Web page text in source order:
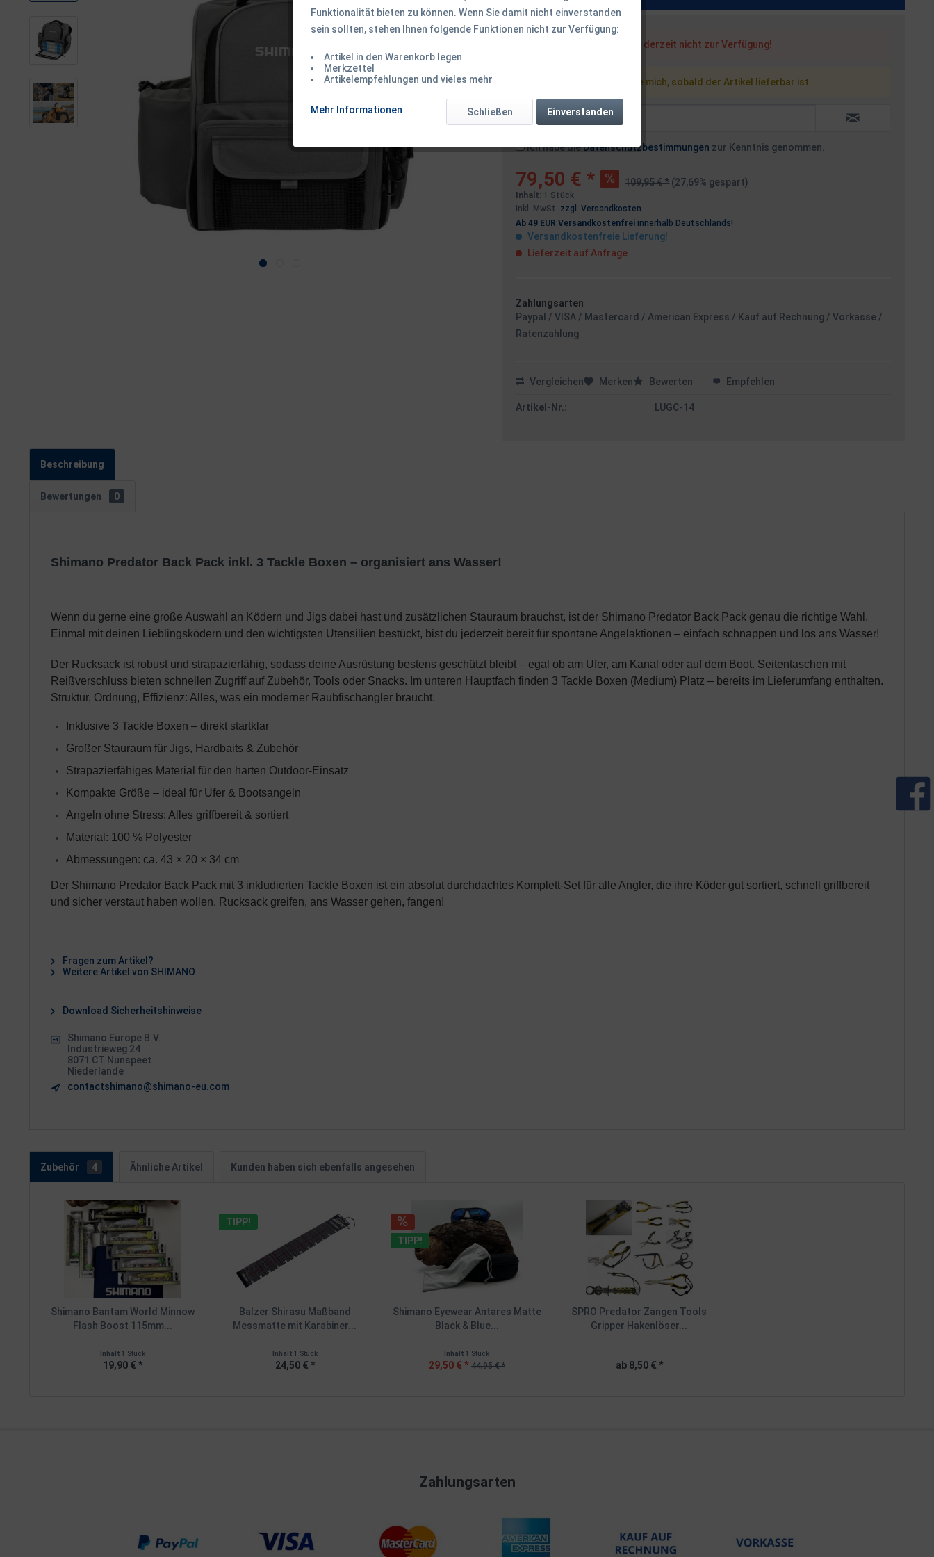
Dieser Artikel steht derzeit nicht zur Verfügung!
Benachrichtigen Sie mich, sobald der Artikel lieferbar ist.
Ich habe dieDatenschutzbestimmungen zur Kenntnis genommen.
79,50 € * 109,95 € * (27,69% gespart)
Inhalt: 1 Stück
inkl. MwSt. zzgl. Versandkosten
Ab 49 EUR Versandkostenfrei innerhalb Deutschlands!
Versandkostenfreie Lieferung!
Lieferzeit auf Anfrage
Zahlungsarten
Paypal / VISA / Mastercard / American Express / Kauf auf Rechnung / Vorkasse /
Ratenzahlung
Vergleichen Merken Bewerten Empfehlen
Artikel-Nr.: LUGC-14
Beschreibung
Bewertungen 0
Shimano Predator Back Pack inkl. 3 Tackle Boxen – organisiert ans Wasser!
Wenn du gerne eine große Auswahl an Ködern und Jigs dabei hast und zusätzlichen Stauraum brauchst, ist der Shimano Predator Back Pack genau die richtige Wahl.
Einmal mit deinen Lieblingsködern und den wichtigsten Utensilien bestückt, bist du jederzeit bereit für spontane Angelaktionen – einfach schnappen und los ans Wasser!
Der Rucksack ist robust und strapazierfähig, sodass deine Ausrüstung bestens geschützt bleibt – egal ob am Ufer, am Kanal oder auf dem Boot. Seitentaschen mit
Reißverschluss bieten schnellen Zugriff auf Zubehör, Tools oder Snacks. Im unteren Hauptfach finden 3 Tackle Boxen (Medium) Platz – bereits im Lieferumfang enthalten.
Struktur, Ordnung, Effizienz: Alles, was ein moderner Raubfischangler braucht.
Inklusive 3 Tackle Boxen – direkt startklar
Großer Stauraum für Jigs, Hardbaits & Zubehör
Strapazierfähiges Material für den harten Outdoor-Einsatz
Kompakte Größe – ideal für Ufer & Bootsangeln
Angeln ohne Stress: Alles griffbereit & sortiert
Material: 100 % Polyester
Abmessungen: ca. 43 × 20 × 34 cm
Der Shimano Predator Back Pack mit 3 inkludierten Tackle Boxen ist ein absolut durchdachtes Komplett-Set für alle Angler, die ihre Köder gut sortiert, schnell griffbereit
und sicher verstaut haben wollen. Rucksack greifen, ans Wasser gehen, fangen!
Fragen zum Artikel?
Weitere Artikel von SHIMANO
Download Sicherheitshinweise
Shimano Europe B.V.
Industrieweg 24
8071 CT Nunspeet
Niederlande
contactshimano@shimano-eu.com
Zubehör 4 Ähnliche Artikel Kunden haben sich ebenfalls angesehen
Shimano Bantam World Minnow
Flash Boost 115mm...
Inhalt1 Stück
19,90 € *
TIPP!
Balzer Shirasu Maßband
Messmatte mit Karabiner...
Inhalt 1 Stück
24,50 € *
TIPP!
Shimano Eyewear Antares Matte
Black & Blue...
Inhalt1 Stück
29,50 € * 44,95 € *
SPRO Predator Zangen Tools
Gripper Hakenlöser...
ab 8,50 € *
Zahlungsarten
Funktionalität bieten zu können. Wenn Sie damit nicht einverstanden
sein sollten, stehen Ihnen folgende Funktionen nicht zur Verfügung:
Artikel in den Warenkorb legen
Merkzettel
Artikelempfehlungen und vieles mehr
Mehr Informationen Einverstanden
Schließen